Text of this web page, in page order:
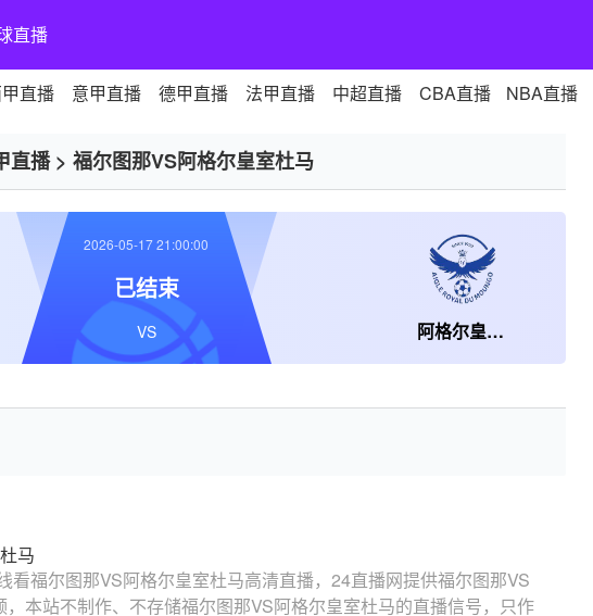
直播
直播 意甲直播 德甲直播 法甲直播 中超直播 CBA直播 NBA直播
直播> 福尔图那VS阿格尔皇室杜马
阿格尔皇室杜马
2026-05-17 21:00:00
已结束
VS
马
看福尔图那VS阿格尔皇室杜马高清直播，24直播网提供福尔图那VS
本站不制作、不存储福尔图那VS阿格尔皇室杜马的直播信号，只作